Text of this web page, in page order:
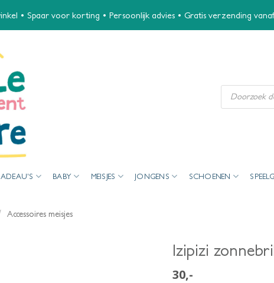
• Spaar voor korting • Persoonlijk advies • Gratis verzending
Producten
zoeken
BABY MEISJES JONGENS SCHOENEN
Accessoires meisjes
Izipizi
30,-